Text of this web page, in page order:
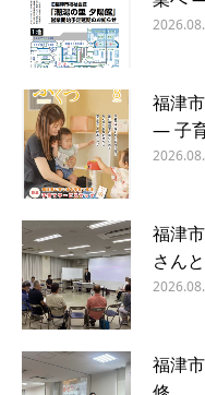
福津
― 子
福津
さん
福津